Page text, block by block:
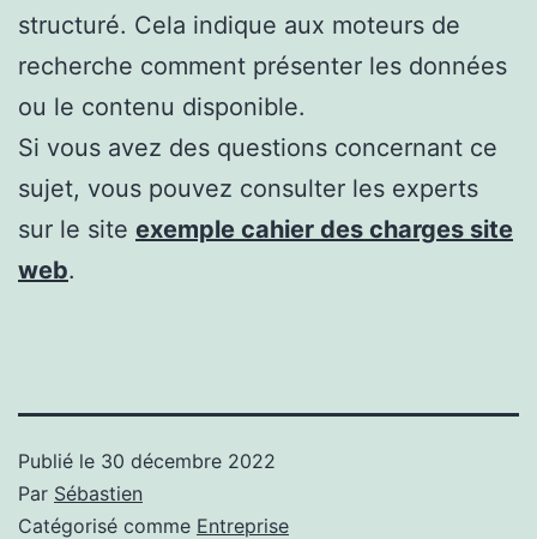
structuré. Cela indique aux moteurs de
recherche comment présenter les données
ou le contenu disponible.
Si vous avez des questions concernant ce
sujet, vous pouvez consulter les experts
sur le site exemple cahier des charges site
web.
Publié le 30 décembre 2022
Par Sébastien
Catégorisé comme Entreprise